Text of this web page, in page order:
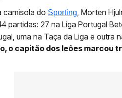
camisola do Sporting , Morten
partidas: 27 na Liga Portugal
uma na Taça da Liga e outra
o capitão dos leões marcou